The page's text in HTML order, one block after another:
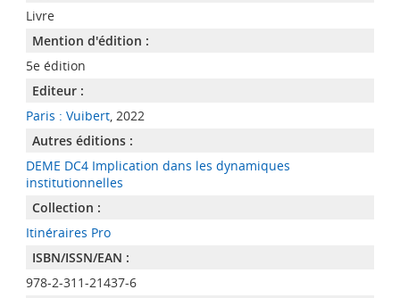
Livre
Mention d'édition :
5e édition
Editeur :
Paris : Vuibert, 2022
Autres éditions :
DEME DC4 Implication dans les dynamiques
institutionnelles
Collection :
Itinéraires Pro
ISBN/ISSN/EAN :
978-2-311-21437-6